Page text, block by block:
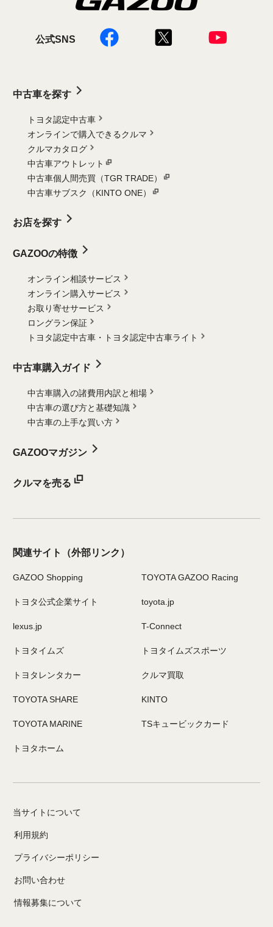
公式SNS
中古車を探す
トヨタ認定中古車
オンラインで購入できるクルマ
クルマカタログ
中古車アウトレット
中古車個人間売買（TGR TRADE）
中古車サブスク（KINTO ONE）
お店を探す
GAZOOの特徴
オンライン相談サービス
オンライン購入サービス
お取り寄せサービス
ロングラン保証
トヨタ認定中古車・
トヨタ認定中古車ライト
中古車購入ガイド
中古車購入の諸費用内訳と相場
中古車の選び方と基礎知識
中古車の上手な買い方
GAZOOマガジン
クルマを売る
関連サイト （外部リンク）
GAZOO Shopping TOYOTA GAZOO Racing
トヨタ公式企業サイト toyota.jp
lexus.jp T-Connect
トヨタイムズ トヨタイムズスポーツ
トヨタレンタカー クルマ買取
TOYOTA SHARE KINTO
TOYOTA MARINE TSキュービックカード
トヨタホーム
当サイトについて
利用規約
プライバシーポリシー
お問い合わせ
情報募集について